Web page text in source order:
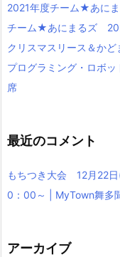
2021年度チーム★あに
チーム★あにまるズ
クリスマスリース＆かど
プログラミング・ロボ
席
最近のコメント
もちつき大会 12月22日
0：00～ | MyTown舞多
アーカイブ